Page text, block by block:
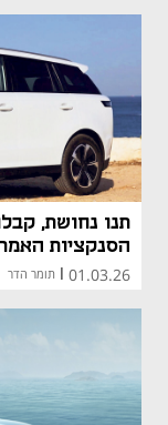
תנו נחושת,
הסנקציות
01.03.26 תומר הדר